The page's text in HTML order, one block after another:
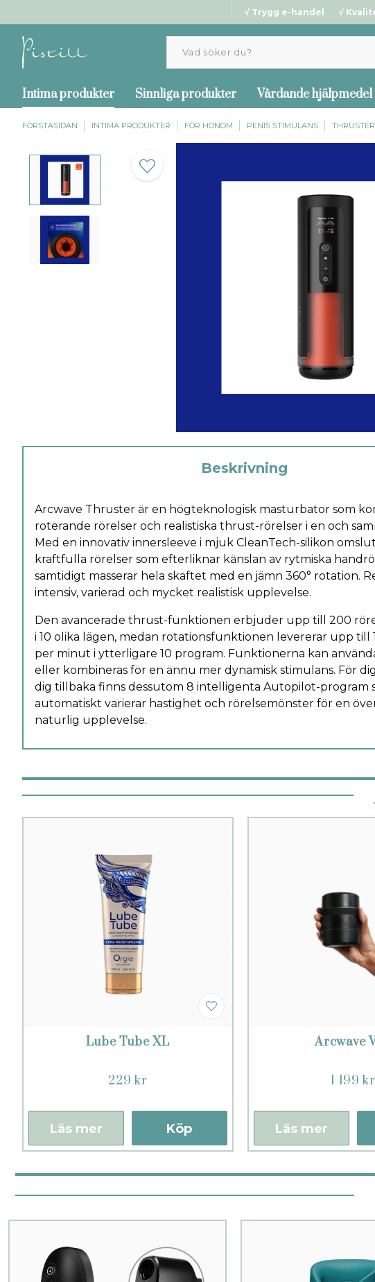
√ Trygg e-handel √
Intima produkter Sinnliga produkter Vårdande hjälpmedel
FÖRSTASIDAN INTIMA PRODUKTER FÖR HONOM PENIS STIMULANS THRUSTER
Beskrivning
Arcwave Thruster är en högteknologisk masturbator som
roterande rörelser och realistiska thrust-rörelser i en och
Med en innovativ innersleeve i mjuk CleanTech-silikon
kraftfulla rörelser som efterliknar känslan av rytmiska
samtidigt masserar hela skaftet med en jämn 360° rotation.
intensiv, varierad och mycket realistisk upplevelse.
Den avancerade thrust-funktionen erbjuder upp till 200
i 10 olika lägen, medan rotationsfunktionen levererar upp till
per minut i ytterligare 10 program. Funktionerna kan
eller kombineras för en ännu mer dynamisk stimulans. För
dig tillbaka finns dessutom 8 intelligenta Autopilot-program
automatiskt varierar hastighet och rörelsemönster för en
naturlig upplevelse.
Lube Tube XL
229 kr
Köp
Läs mer
Arcwave
1 199 kr
Läs mer